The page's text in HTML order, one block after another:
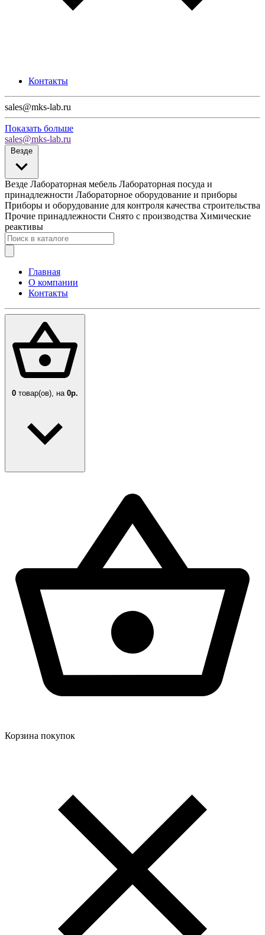
Контакты
sales@mks-lab.ru
Показать больше
sales@mks-lab.ru
Везде
Везде Лабораторная мебель Лабораторная посуда и
принадлежности Лабораторное оборудование и приборы
Приборы и оборудование для контроля качества строительства
Прочие принадлежности Снято с производства Химические
реактивы
Главная
О компании
Контакты
0 товар(ов), на 0р.
Корзина покупок